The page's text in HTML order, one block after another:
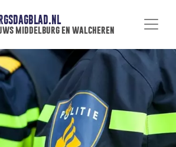
middelburg en walcheren